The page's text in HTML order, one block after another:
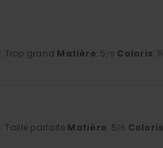
: Trop grand Matière: 5 /5 Coloris: 5
: Taille parfaite Matière: 5/5 Coloris